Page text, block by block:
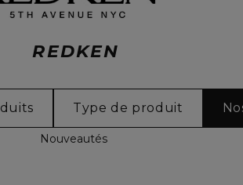
REDKEN
Type de produit
Nouveautés